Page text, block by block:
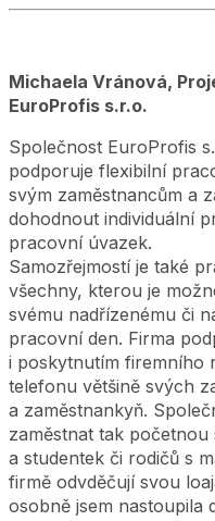
Michaela Vránová,
EuroProfis s.r.o.
Společnost EuroProfis
podporuje flexibilní
svým zaměstnancům a
dohodnout individuální
pracovní úvazek.
Samozřejmostí je také
všechny, kterou je
svému nadřízenému či
pracovní den. Firma
i poskytnutím firemního
telefonu většině svých
a zaměstnankyň.
zaměstnat tak
a studentek či rodičů s
firmě odvděčují svou
osobně jsem nastoupila